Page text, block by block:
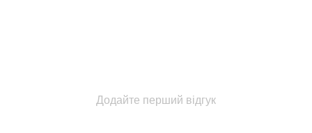
Додайте перший відгук